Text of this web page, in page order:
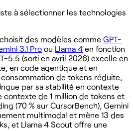
à sélectionner les technologies
des modèles comme GPT-
3.1 Pro ou Llama 4 en fonction
5.5 (sorti en avril 2026) excelle en
en code agentique et en
de tokens réduite,
par sa stabilité en contexte
contexte de 1 million de tokens et
(70 % sur CursorBench), Gemini
multimodal et mène 13 des
et Llama 4 Scout offre une